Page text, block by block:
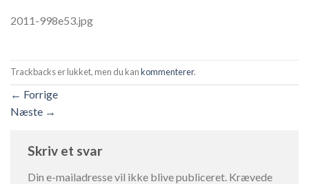
2011-998e53.jpg
Trackbacks er lukket, men du kankommenterer.
← Forrige
Næste →
Skriv et svar
Din e-mailadresse vil ikke blive publiceret. Krævede